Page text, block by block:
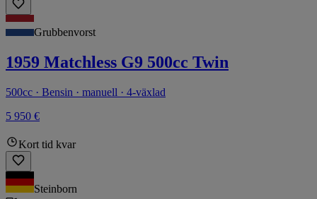
Grubbenvorst
1959 Matchless G9 500cc Twin
500cc · Bensin · manuell · 4-växlad
5 950 €
Kort tid kvar
Steinborn